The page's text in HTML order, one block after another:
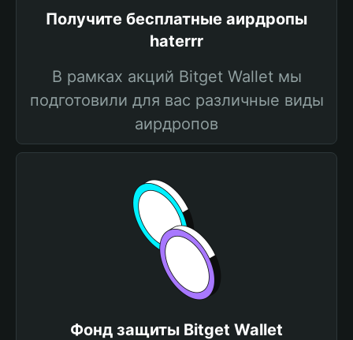
Получите бесплатные аирдропы
haterrr
В рамках акций Bitget Wallet мы
подготовили для вас различные виды
аирдропов
Фонд защиты Bitget Wallet